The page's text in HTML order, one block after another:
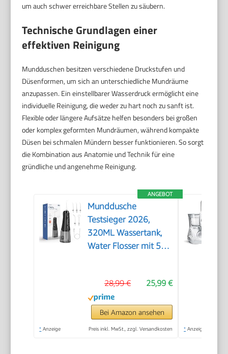
um auch schwer erreichbare Stellen zu säubern.
Technische Grundlagen einer
effektiven Reinigung
Mundduschen besitzen verschiedene Druckstufen und
Düsenformen, um sich an unterschiedliche Mundräume
anzupassen. Ein einstellbarer Wasserdruck ermöglicht eine
individuelle Reinigung, die weder zu hart noch zu sanft ist.
Flexible oder längere Aufsätze helfen besonders bei großen
oder komplex geformten Mundräumen, während kompakte
Düsen bei schmalen Mündern besser funktionieren. So sorgt
die Kombination aus Anatomie und Technik für eine
gründliche und angenehme Reinigung.
ANGEBOT
Munddusche
Testsieger 2026,
320ML Wassertank,
Water Flosser mit 5
Wasserdicht,USB-C-
Ladung, Oral Irrigator
für Oral Health
Enthusiasten Tägliche
25,99 €
28,99 €
Bei Amazon ansehen
* Anzeige Preis inkl. MwSt., zzgl. Versandkosten * Anzeige